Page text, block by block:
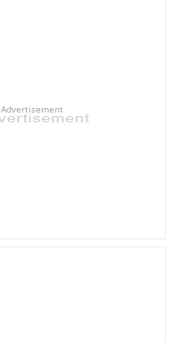
Advertisement